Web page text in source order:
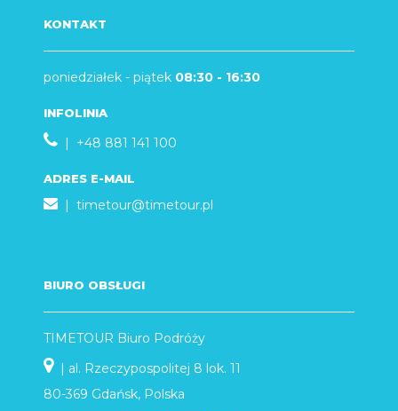
KONTAKT
poniedziałek - piątek 08:30 - 16:30
INFOLINIA
| +48 881 141 100
ADRES E-MAIL
| timetour@timetour.pl
BIURO OBSŁUGI
TIMETOUR Biuro Podróży
| al. Rzeczypospolitej 8 lok. 11
80-369 Gdańsk, Polska